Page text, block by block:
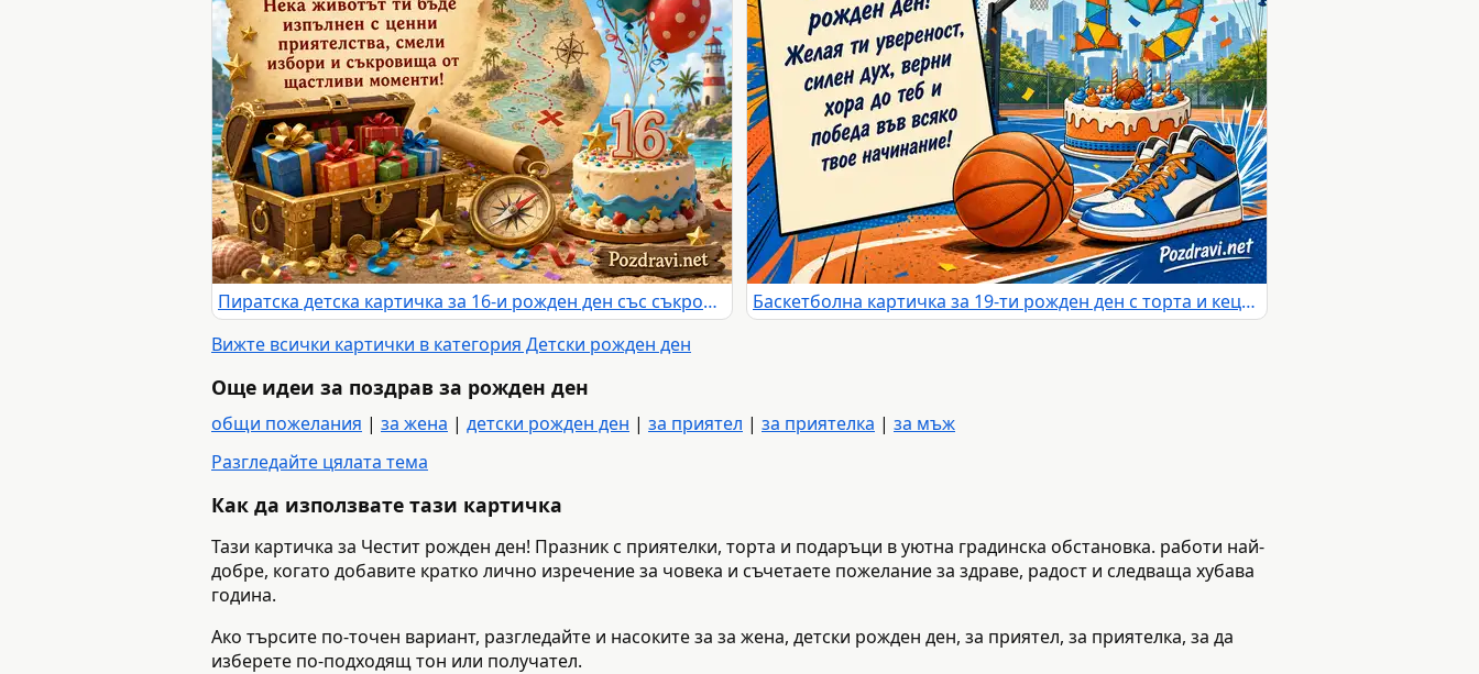
Пиратска детска картичка за 16-и рожден ден със съкровища и балони
Баскетболна картичка за 19-ти рожден ден с торта и кецове
Вижте всички картички в категория Детски рожден ден
Още идеи за поздрав за рожден ден
общи пожелания | за жена | детски рожден ден | за приятел | за приятелка | за мъж
Разгледайте цялата тема
Как да използвате тази картичка
Тази картичка за Честит рожден ден! Празник с приятелки, торта и подаръци в уютна градинска обстановка. работи най-
добре, когато добавите кратко лично изречение за човека и съчетаете пожелание за здраве, радост и следваща хубава
година.
Ако търсите по-точен вариант, разгледайте и насоките за за жена, детски рожден ден, за приятел, за приятелка, за да
изберете по-подходящ тон или получател.